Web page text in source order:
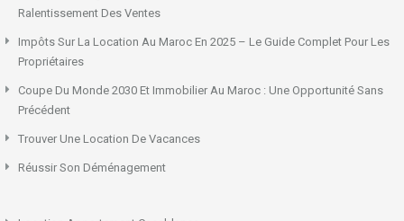
Ralentissement Des Ventes
Impôts Sur La Location Au Maroc En 2025 – Le Guide Complet Pour Les
Propriétaires
Coupe Du Monde 2030 Et Immobilier Au Maroc : Une Opportunité Sans
Précédent
Trouver Une Location De Vacances
Réussir Son Déménagement